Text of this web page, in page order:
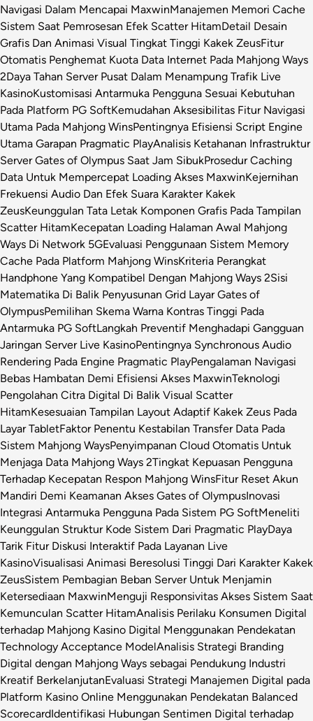
Navigasi Dalam Mencapai MaxwinManajemen Memori Cache
Sistem Saat Pemrosesan Efek Scatter HitamDetail Desain
Grafis Dan Animasi Visual Tingkat Tinggi Kakek ZeusFitur
Otomatis Penghemat Kuota Data Internet Pada Mahjong Ways
2Daya Tahan Server Pusat Dalam Menampung Trafik Live
KasinoKustomisasi Antarmuka Pengguna Sesuai Kebutuhan
Pada Platform PG SoftKemudahan Aksesibilitas Fitur Navigasi
Utama Pada Mahjong WinsPentingnya Efisiensi Script Engine
Utama Garapan Pragmatic PlayAnalisis Ketahanan Infrastruktur
Server Gates of Olympus Saat Jam SibukProsedur Caching
Data Untuk Mempercepat Loading Akses MaxwinKejernihan
Frekuensi Audio Dan Efek Suara Karakter Kakek
ZeusKeunggulan Tata Letak Komponen Grafis Pada Tampilan
Scatter HitamKecepatan Loading Halaman Awal Mahjong
Ways Di Network 5GEvaluasi Penggunaan Sistem Memory
Cache Pada Platform Mahjong WinsKriteria Perangkat
Handphone Yang Kompatibel Dengan Mahjong Ways 2Sisi
Matematika Di Balik Penyusunan Grid Layar Gates of
OlympusPemilihan Skema Warna Kontras Tinggi Pada
Antarmuka PG SoftLangkah Preventif Menghadapi Gangguan
Jaringan Server Live KasinoPentingnya Synchronous Audio
Rendering Pada Engine Pragmatic PlayPengalaman Navigasi
Bebas Hambatan Demi Efisiensi Akses MaxwinTeknologi
Pengolahan Citra Digital Di Balik Visual Scatter
HitamKesesuaian Tampilan Layout Adaptif Kakek Zeus Pada
Layar TabletFaktor Penentu Kestabilan Transfer Data Pada
Sistem Mahjong WaysPenyimpanan Cloud Otomatis Untuk
Menjaga Data Mahjong Ways 2Tingkat Kepuasan Pengguna
Terhadap Kecepatan Respon Mahjong WinsFitur Reset Akun
Mandiri Demi Keamanan Akses Gates of OlympusInovasi
Integrasi Antarmuka Pengguna Pada Sistem PG SoftMeneliti
Keunggulan Struktur Kode Sistem Dari Pragmatic PlayDaya
Tarik Fitur Diskusi Interaktif Pada Layanan Live
KasinoVisualisasi Animasi Beresolusi Tinggi Dari Karakter Kakek
ZeusSistem Pembagian Beban Server Untuk Menjamin
Ketersediaan MaxwinMenguji Responsivitas Akses Sistem Saat
Kemunculan Scatter HitamAnalisis Perilaku Konsumen Digital
terhadap Mahjong Kasino Digital Menggunakan Pendekatan
Technology Acceptance ModelAnalisis Strategi Branding
Digital dengan Mahjong Ways sebagai Pendukung Industri
Kreatif BerkelanjutanEvaluasi Strategi Manajemen Digital pada
Platform Kasino Online Menggunakan Pendekatan Balanced
ScorecardIdentifikasi Hubungan Sentimen Digital terhadap